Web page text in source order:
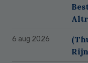
6 aug 2026